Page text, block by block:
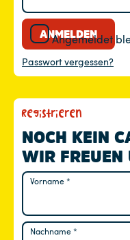
T
O
Angemeldet
ANMELDEN
Passwort vergessen?
Registrieren
NOCH KEIN
WIR FREUEN
Vorname*
Nachname*